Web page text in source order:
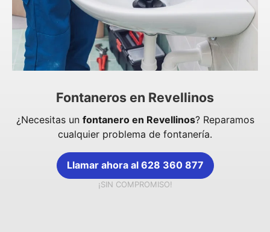
Fontaneros en Revellinos
¿Necesitas un fontanero en Revellinos? Reparamos
cualquier problema de fontanería.
Llamar ahora al 628 360 877
¡SIN COMPROMISO!